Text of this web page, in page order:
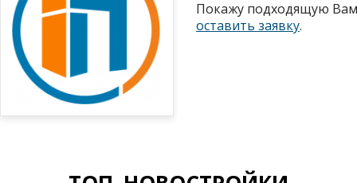
Покажу подходящую
оставить заявку.